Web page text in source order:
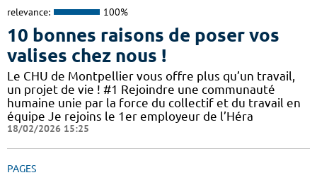
relevance: 100%
10 bonnes raisons de poser vos
valises chez nous !
Le CHU de Montpellier vous offre plus qu’un travail,
un projet de vie ! #1 Rejoindre une communauté
humaine unie par la force du collectif et du travail en
équipe Je rejoins le 1er employeur de l’Héra
18/02/2026 15:25
PAGES